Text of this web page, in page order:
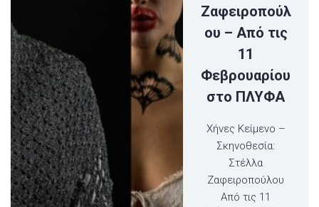
Ζαφειροπούλ
ου – Από τις
11
Φεβρουαρίου
στο ΠΛΥΦΑ
Χήνες Κείμενο –
Σκηνοθεσία:
Στέλλα
Ζαφειροπούλου
Από τις 11